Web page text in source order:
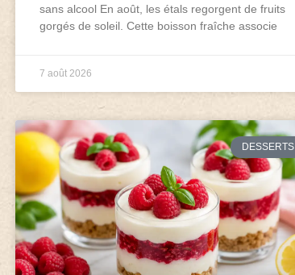
sans alcool En août, les étals regorgent de fruits
gorgés de soleil. Cette boisson fraîche associe
7 août 2026
DESSERTS